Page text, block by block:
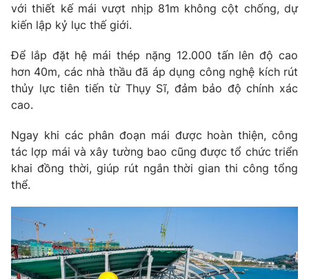
Video
VTV Money VTV Thể thao
VTV Sức khoẻ
Thị trường 24h Tấm lòng Việt
VTV4
VTV9 VTV8
Liên hệ tòa soạn English
với thiết kế mái vượt nhịp 81m không cột chống, dự
kiến lập kỷ lục thế giới.
Để lắp đặt hệ mái thép nặng 12.000 tấn lên độ cao
hơn 40m, các nhà thầu đã áp dụng công nghệ kích rút
thủy lực tiên tiến từ Thụy Sĩ, đảm bảo độ chính xác
cao.
Ngay khi các phân đoạn mái được hoàn thiện, công
tác lợp mái và xây tường bao cũng được tổ chức triển
khai đồng thời, giúp rút ngắn thời gian thi công tổng
thể.